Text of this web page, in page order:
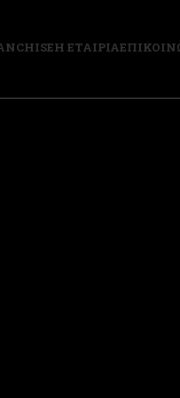
Η ΕΤΑΙΡΙΑ